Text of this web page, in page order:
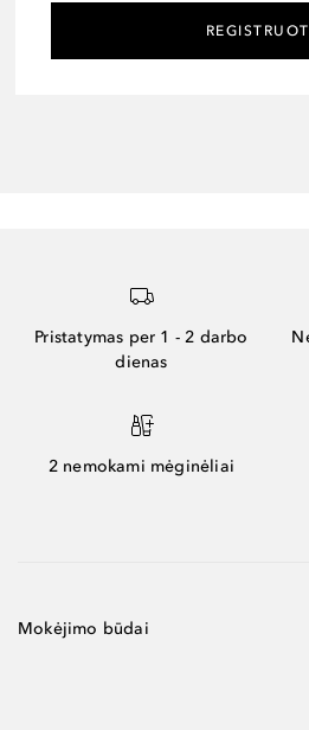
Pristatymas per 1 - 2 darbo
dienas
2 nemokami mėginėliai
Mokėjimo būdai